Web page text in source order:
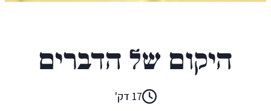
היקום של הדברים
17 דק'